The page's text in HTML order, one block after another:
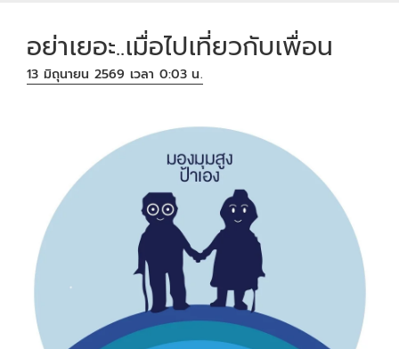
อย่าเยอะ..เมื่อไปเที่ยวกับเพื่อน
13 มิถุนายน 2569 เวลา 0:03 น.